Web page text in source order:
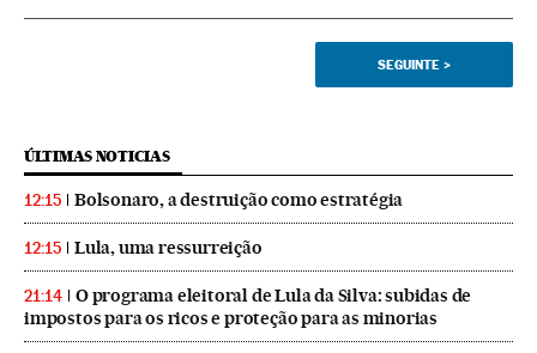
SEGUINTE >
ÚLTIMAS NOTICIAS
12:15 Bolsonaro, a destruição como estratégia
12:15 Lula, uma ressurreição
21:14
O programa eleitoral de Lula da Silva: subidas de
impostos para os ricos e proteção para as minorias